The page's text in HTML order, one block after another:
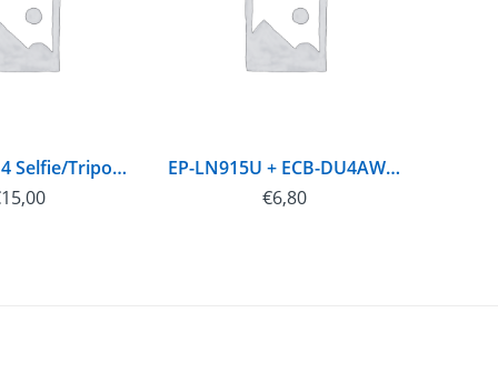
Huawei AF14 Selfie/Tripod Black (EU Blister)
15,00
EP-LN915U + ECB-DU4AWE Samsung microUSB Car Charger White (Bulk)
€6,80